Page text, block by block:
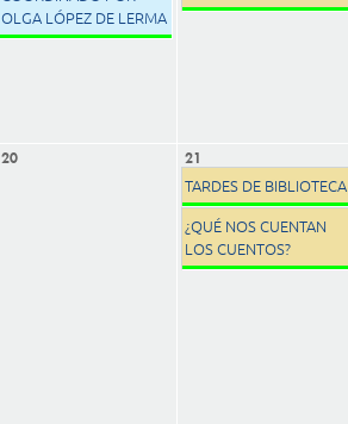
OLGA LÓPEZ DE LERMA
20 21
TARDES DE BIBLIOTECA
¿QUÉ NOS CUENTAN
LOS CUENTOS?